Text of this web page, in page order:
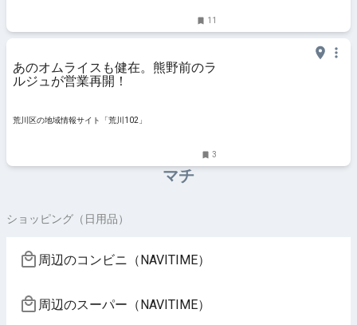
11
あのオムライスも健在。熊野前のラ
ルジュが営業再開！
荒川区の地域情報サイト「荒川102」
3
マチ
ショッピング（日用品）
周辺のコンビニ（NAVITIME）
周辺のスーパー（NAVITIME）